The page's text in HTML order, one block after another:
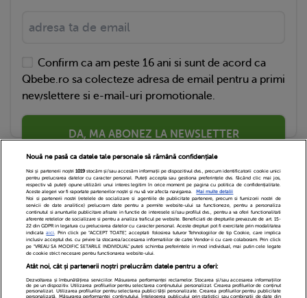
Confirm ca am peste 16 ani si sunt de acord ca
Qbebe.ro sa colecteze adresa de email pentru a primi
newslettere si e-mail-uri promotionale.
DA, MA ABONEZ LA NEWSLETTER
Echipa Editoriala Newsletter
Contact
Cariere
Cookies
Politica de confidentialitate
DivaHair Cosmetics
Despre noi
Nouă ne pasă ca datele tale personale să rămână confidențiale
Noi și partenerii noștri 1019stocăm și/sau accesăm informații pe dispozitivul dvs., precum identificatorii cookie unici
pentru prelucrarea datelor cu caracter personal. Puteți accepta sau gestiona preferințele dvs. făcând clic mai jos,
respectiv vă puteți opune utilizării unui interes legitim în orice moment pe pagina cu politica de confidențialitate.
Aceste alegeri vor fi raportate partenerilor noștri și nu vă vor afecta navigarea.
Mai multe detalii
Noi si partenerii nostri (retelele de socializare si agentiile de publicitate partenere, precum si furnizorii nostri de
servicii de date analitice) prelucram date pentru a permite website-ului sa functioneze, pentru a personaliza
continutul si anunturile publicitare afisate in functie de interesele si/sau profilul dvs., pentru a va oferi functionalitati
aferente retelelor de socializare si pentru a analiza traficul pe website. Beneficiati de drepturile prevazute de art. 15-
22 din GDPR in legatura cu prelucrarea datelor cu caracter personal. Aceste drepturi pot fi exercitate prin modalitatea
indicataaici. Prin click pe “ACCEPT TOATE”, acceptati folosirea tuturor Tehnologiilor de tip Cookie, care implica
inclusiv acceptul dvs. cu privire la stocarea/accesarea informatiilor de catre Vendor-ii cu care colaboram. Prin click
pe “VREAU SA MODIFIC SETARILE INDIVIDUAL” puteti schimba preferintele in mod individual, mai putin cele legate
de cookie strict necesare pentru functionarea website-ului.
Atât noi, cât și partenerii noștri prelucrăm datele pentru a oferi:
Dezvoltarea și îmbunătățirea serviciilor. Măsurarea performanței reclamelor. Stocarea și/sau accesarea informațiilor
de pe un dispozitiv. Utilizarea profilurilor pentru selectarea conținutului personalizat. Crearea profilurilor de conținut
personalizat. Utilizarea profilurilor pentru selectarea publicității personalizate. Crearea profilurilor pentru publicitate
personalizată. Măsurarea performanței conținutului. Înțelegerea publicului prin statistici sau combinații de date din